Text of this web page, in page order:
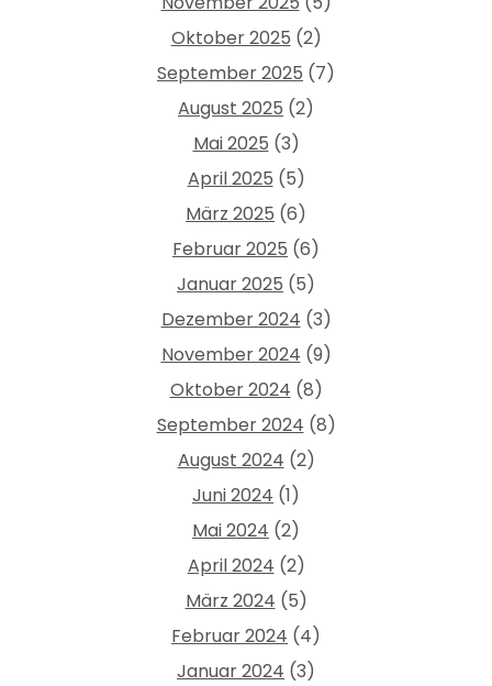
Oktober 2025 (2)
September 2025 (7)
August 2025 (2)
Mai 2025 (3)
April 2025 (5)
März 2025 (6)
Februar 2025 (6)
Januar 2025 (5)
Dezember 2024 (3)
November 2024 (9)
Oktober 2024 (8)
September 2024 (8)
August 2024 (2)
Juni 2024 (1)
Mai 2024 (2)
April 2024 (2)
März 2024 (5)
Februar 2024 (4)
Januar 2024 (3)